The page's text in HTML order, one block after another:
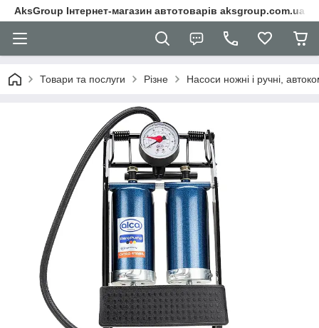
AksGroup Інтернет-магазин автотоварів aksgroup.com.ua
Товари та послуги Різне Насоси ножні і ручні,